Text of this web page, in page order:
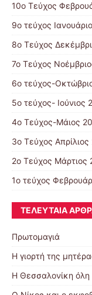
10o Tεύχος
9o τεύχος
8o Tεύχος
7o Τεύχος
6ο τεύχος-
5ο τεύχος- Ιούνιος
4o Tεύχος-Μάιος
3ο Τεύχος Απρίλιος
2o Tεύχος Μάρτιος
1ο τεύχος
ΤΕΛΕΥΤΑΊΑ
Πρωτομαγιά
Η γιορτή της
Η Θεσσαλονίκη